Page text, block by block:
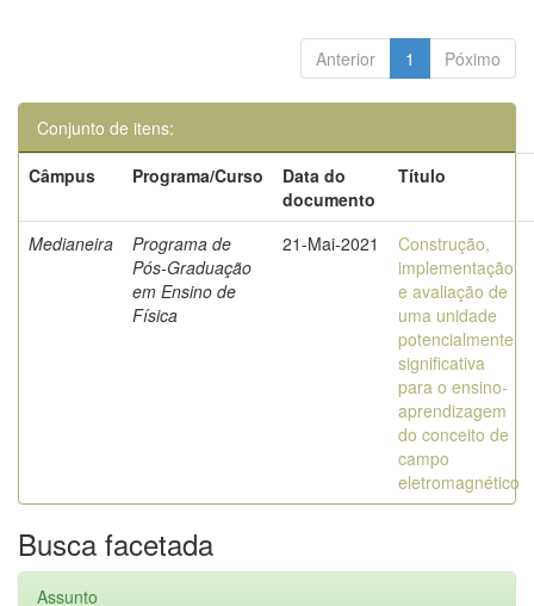
Anterior 1 Póximo
Conjunto de itens:
Câmpus
Programa/Curso
Data do
documento
Título
Medianeira
Programa de
Pós-Graduação
em Ensino de
Física
21-Mai-2021
Construção,
implementação
e avaliação de
uma unidade
potencialmente
significativa
para o ensino-
aprendizagem
do conceito de
campo
eletromagnético
Busca facetada
Assunto